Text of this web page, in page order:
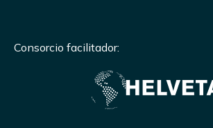
Consorcio facilitador: